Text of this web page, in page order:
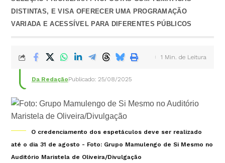
DISTINTAS, E VISA OFERECER UMA PROGRAMAÇÃO
VARIADA E ACESSÍVEL PARA DIFERENTES PÚBLICOS
Da RedaçãoPublicado: 25/08/2025
1 Min. de Leitura
O credenciamento dos espetáculos deve ser realizado
até o dia 31 de agosto - Foto: Grupo Mamulengo de Si Mesmo no
Auditório Maristela de Oliveira/Divulgação